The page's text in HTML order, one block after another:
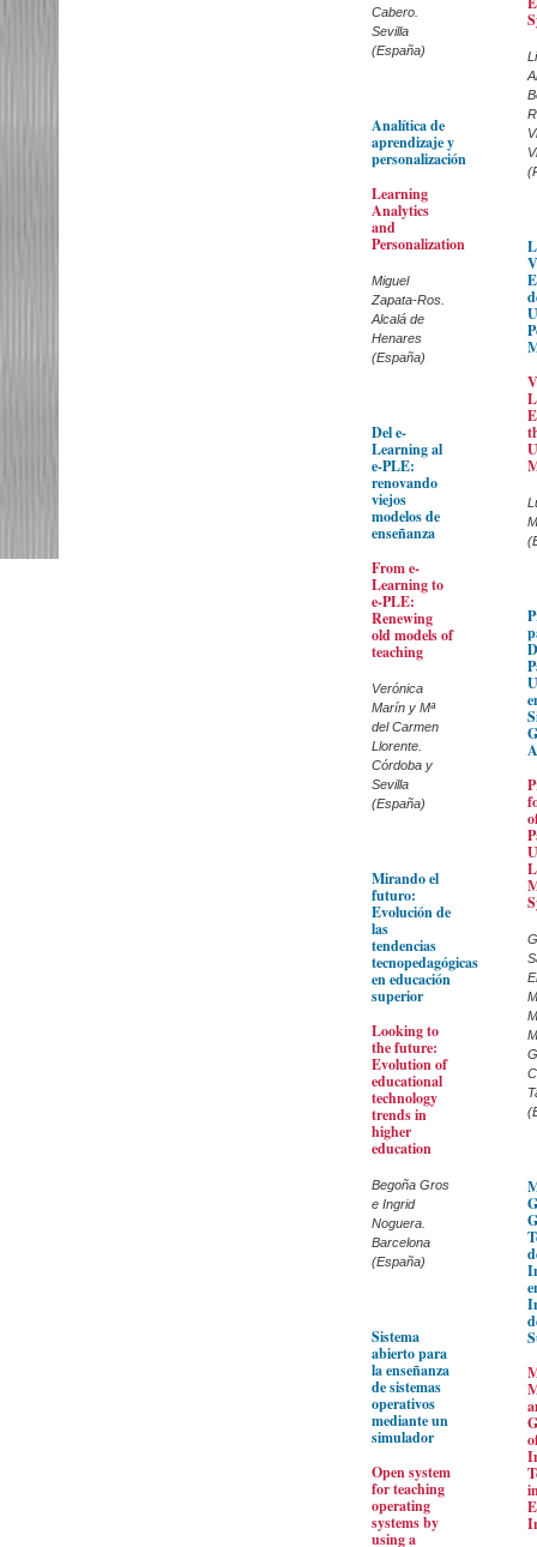
Cabero.
Sevilla
(España)
Analítica de
aprendizaje y
personalización
Learning
Analytics
and
Personalization
Miguel
Zapata-Ros.
Alcalá de
Henares
(España)
Del e-
Learning al
e-PLE:
renovando
viejos
modelos de
enseñanza
From e-
Learning to
e-PLE:
Renewing
old models of
teaching
Verónica
Marín y Mª
del Carmen
Llorente.
Córdoba y
Sevilla
(España)
Mirando el
futuro:
Evolución de
las
tendencias
tecnopedagógicas
en educación
superior
Looking to
the future:
Evolution of
educational
technology
trends in
higher
education
Begoña Gros
e Ingrid
Noguera.
Barcelona
(España)
Sistema
abierto para
la enseñanza
de sistemas
operativos
mediante un
simulador
Open system
for teaching
operating
systems by
using a